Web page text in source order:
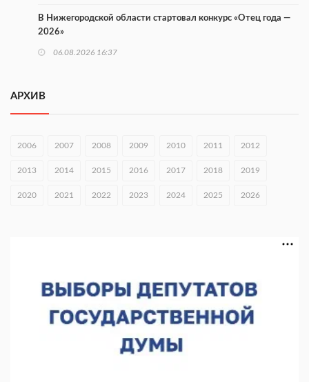
В Нижегородской области стартовал конкурс «Отец года —
2026»
06.08.2026 16:37
раза
06.08.2026 15:26
Видели ночь, бежали всю ночь... На Нижневолжской
набережной прошел необычный забег
АРХИВ
2006 2007 2008 2009 2010 2011 2012
2013 2014 2015 2016 2017 2018 2019
2020 2021 2022 2023 2024 2025 2026